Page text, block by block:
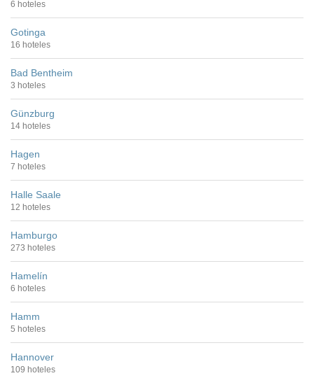
6 hoteles
Gotinga
16 hoteles
Bad Bentheim
3 hoteles
Günzburg
14 hoteles
Hagen
7 hoteles
Halle Saale
12 hoteles
Hamburgo
273 hoteles
Hamelín
6 hoteles
Hamm
5 hoteles
Hannover
109 hoteles